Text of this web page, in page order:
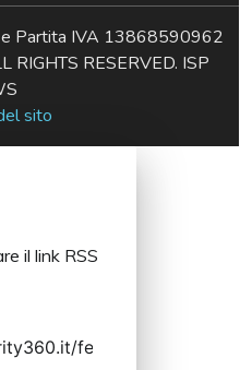
Partita IVA 13868590962
RESERVED. ISP
sito
il link RSS